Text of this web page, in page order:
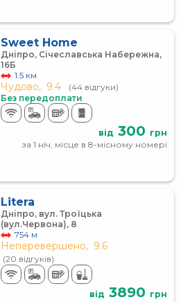
Sweet Home
Дніпро, Січеславська Набережна,
16Б
1.5 км
Чудово, 9.4
(44 відгуки)
Без передоплати
від 300 грн
за 1 ніч, місце в 8-місному номері
Litera
Дніпро, вул. Троїцька
(вул.Червона), 8
754 м
Неперевершено, 9.6
(20 відгуків)
від 3890 грн